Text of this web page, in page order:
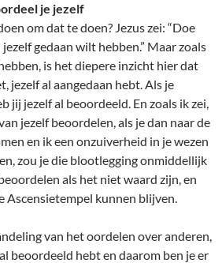
je jezelf
om dat te doen? Jezus zei: “Doe
gedaan wilt hebben.” Maar zoals
is het diepere inzicht hier dat
jezelf al aangedaan hebt. Als je
jij jezelf al beoordeeld. En zoals ik zei,
jezelf beoordelen, als je dan naar de
en ik een onzuiverheid in je wezen
zou je die blootlegging onmiddellijk
als het niet waard zijn, en
Ascensietempel kunnen blijven.
van het oordelen over anderen,
beoordeeld hebt en daarom ben je er